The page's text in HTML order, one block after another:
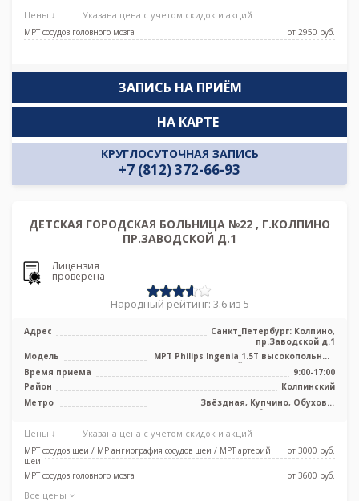
Цены ↓ Указана цена с учетом скидок и акций
МРТ сосудов головного мозга от 2950 pуб.
ЗАПИСЬ НА ПРИЁМ
КРУГЛОСУТОЧНАЯ ЗАПИСЬ
+7 (812) 372-66-93
НА КАРТЕ
ДЕТСКАЯ ГОРОДСКАЯ БОЛЬНИЦА №22 , Г.КОЛПИНО
ПР.ЗАВОДСКОЙ Д.1
Лицензия
проверена
Народный рейтинг: 3.6 из 5
Адрес
Санкт_Петербург: Колпино,
пр.Заводской д.1
Модель
МРТ Philips Ingenia 1.5T высокопольный
полуоткрытый тип, КТ General El ...
Время приема
9:00-17:00
Район
Колпинский
Метро
Звёздная, Купчино, Обухово,
Рыбацкое, Шушары
Цены ↓ Указана цена с учетом скидок и акций
МРТ сосудов шеи / МР ангиография сосудов шеи / МРТ артерий
шеи
от 3000 pуб.
МРТ сосудов головного мозга от 3600 pуб.
Все цены